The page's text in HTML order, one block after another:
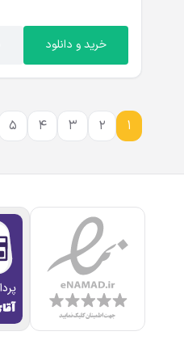
خرید و دانلود
1
2
3
4
5